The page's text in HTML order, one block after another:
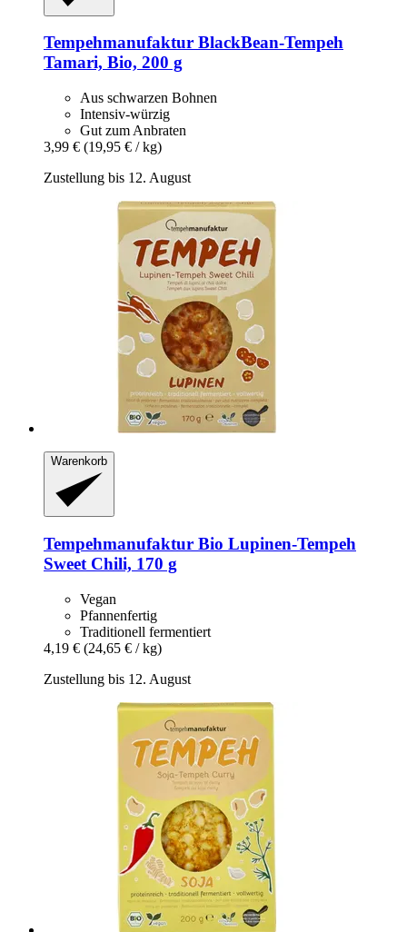
Tempehmanufaktur BlackBean-​Tempeh
Tamari, Bio, 200 g
Aus schwarzen Bohnen
Intensiv-würzig
Gut zum Anbraten
3,99 € (19,95 € / kg)
Zustellung bis 12. August
Warenkorb
Tempehmanufaktur Bio Lupinen-​Tempeh
Sweet Chili, 170 g
Vegan
Pfannenfertig
Traditionell fermentiert
4,19 € (24,65 € / kg)
Zustellung bis 12. August